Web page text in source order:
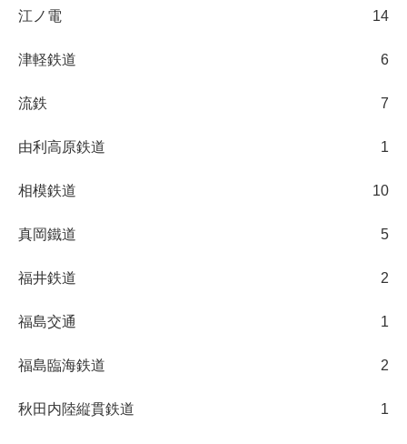
江ノ電 14
津軽鉄道 6
流鉄 7
由利高原鉄道 1
相模鉄道 10
真岡鐵道 5
福井鉄道 2
福島交通 1
福島臨海鉄道 2
秋田内陸縦貫鉄道 1